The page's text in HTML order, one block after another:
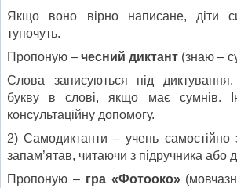
Якщо воно вірно написане, діти
тупочуть.
Пропоную – чесний диктант (знаю –
Слова записуються під
букву в слові, якщо має сумнів.
консультаційну допомогу.
2) Самодиктанти – учень самостійно
запам’ятав, читаючи з підручника або
Пропоную – гра «Фотооко»